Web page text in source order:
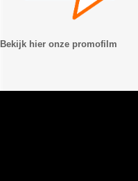
Bekijk hier onze promofilm